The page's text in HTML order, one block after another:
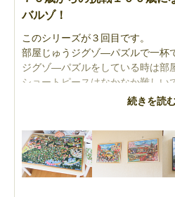
バルゾ！
このシリーズが３回目です。
部屋じゅうジグゾ―パズルで一杯
ジグゾ―パズルをしている時は部
ショートピースはなかなか難しい
達成感は言葉に言い尽くせません
続きを読